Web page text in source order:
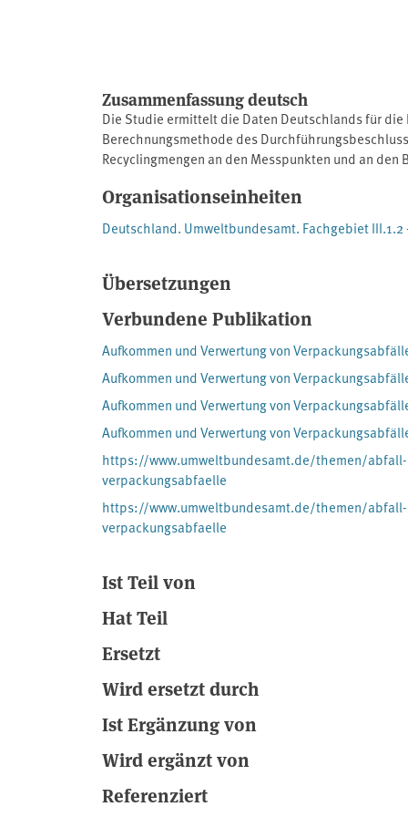
Zusammenfassung deutsch
Die Studie ermittelt die Daten Deutschlands für
Berechnungsmethode des
Recyclingmengen an den Messpunkten und an
Eisenmetalle, Holz und Sonstige dargestellt. Zur
Insgesamt wurden 2023 12,44 Mio. Tonnen
Organisationseinheiten
Deutschland. Umweltbundesamt. Fachgebiet
Übersetzungen
Verbundene Publikation
Aufkommen und Verwertung von
Aufkommen und Verwertung von
Aufkommen und Verwertung von
Aufkommen und Verwertung von
https://www.umweltbundesamt.de/themen/
verpackungsabfaelle
https://www.umweltbundesamt.de/themen/
verpackungsabfaelle
Ist Teil von
Hat Teil
Ersetzt
Wird ersetzt durch
Ist Ergänzung von
Wird ergänzt von
Referenziert